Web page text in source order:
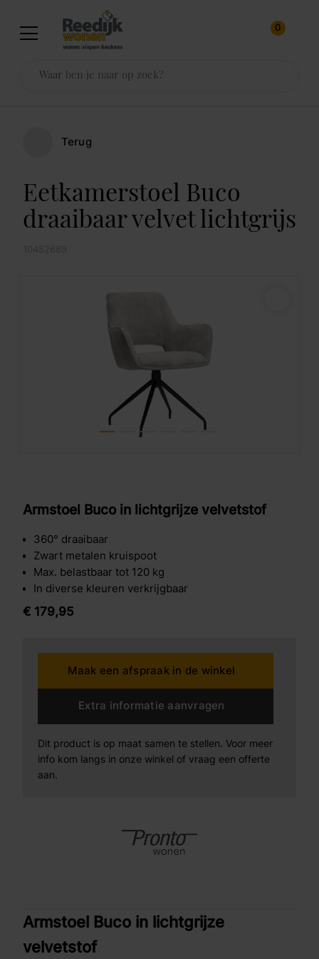
0
Terug
Eetkamerstoel Buco
draaibaar velvet lichtgrijs
Armstoel Buco in lichtgrijze velvetstof
360° draaibaar
Zwart metalen kruispoot
Max. belastbaar tot 120 kg
In diverse kleuren verkrijgbaar
€ 179,95
Maak een afspraak in de winkel
Extra informatie aanvragen
Dit product is op maat samen te stellen. Voor meer
info kom langs in onze winkel of vraag een offerte
aan.
Armstoel Buco in lichtgrijze
velvetstof